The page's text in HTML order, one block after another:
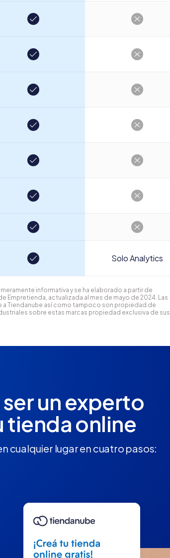
Solo Analytics
informativa y se ha elaborado a partir de
actualizada al mes de mayo de 2024. Las
Tiendanube así como tampoco son propiedad de
sobre estas marcas propiedad exclusiva de sus
un experto
tienda online
cualquier lugar en cuatro pasos: